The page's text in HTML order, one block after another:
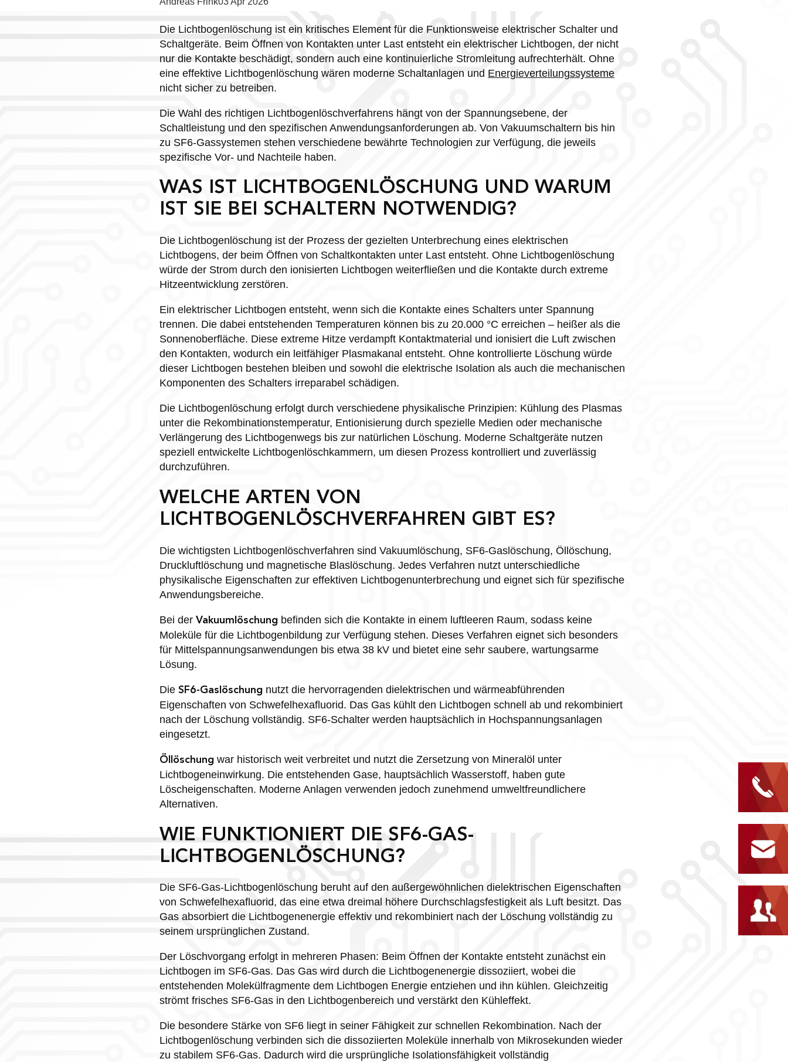
Die Lichtbogenlöschung ist ein kritisches Element für die Funktionsweise elektrischer Schalter und
Schaltgeräte. Beim Öffnen von Kontakten unter Last entsteht ein elektrischer Lichtbogen, der nicht
nur die Kontakte beschädigt, sondern auch eine kontinuierliche Stromleitung aufrechterhält. Ohne
eine effektive Lichtbogenlöschung wären moderne Schaltanlagen und Energieverteilungssysteme
nicht sicher zu betreiben.
Die Wahl des richtigen Lichtbogenlöschverfahrens hängt von der Spannungsebene, der
Schaltleistung und den spezifischen Anwendungsanforderungen ab. Von Vakuumschaltern bis hin
zu SF6-Gassystemen stehen verschiedene bewährte Technologien zur Verfügung, die jeweils
spezifische Vor- und Nachteile haben.
WAS IST LICHTBOGENLÖSCHUNG UND WARUM
IST SIE BEI SCHALTERN NOTWENDIG?
Die Lichtbogenlöschung ist der Prozess der gezielten Unterbrechung eines elektrischen
Lichtbogens, der beim Öffnen von Schaltkontakten unter Last entsteht. Ohne Lichtbogenlöschung
würde der Strom durch den ionisierten Lichtbogen weiterfließen und die Kontakte durch extreme
Hitzeentwicklung zerstören.
Ein elektrischer Lichtbogen entsteht, wenn sich die Kontakte eines Schalters unter Spannung
trennen. Die dabei entstehenden Temperaturen können bis zu 20.000 °C erreichen – heißer als die
Sonnenoberfläche. Diese extreme Hitze verdampft Kontaktmaterial und ionisiert die Luft zwischen
den Kontakten, wodurch ein leitfähiger Plasmakanal entsteht. Ohne kontrollierte Löschung würde
dieser Lichtbogen bestehen bleiben und sowohl die elektrische Isolation als auch die mechanischen
Komponenten des Schalters irreparabel schädigen.
Die Lichtbogenlöschung erfolgt durch verschiedene physikalische Prinzipien: Kühlung des Plasmas
unter die Rekombinationstemperatur, Entionisierung durch spezielle Medien oder mechanische
Verlängerung des Lichtbogenwegs bis zur natürlichen Löschung. Moderne Schaltgeräte nutzen
speziell entwickelte Lichtbogenlöschkammern, um diesen Prozess kontrolliert und zuverlässig
durchzuführen.
WELCHE ARTEN VON
LICHTBOGENLÖSCHVERFAHREN GIBT ES?
Die wichtigsten Lichtbogenlöschverfahren sind Vakuumlöschung, SF6-Gaslöschung, Öllöschung,
Druckluftlöschung und magnetische Blaslöschung. Jedes Verfahren nutzt unterschiedliche
physikalische Eigenschaften zur effektiven Lichtbogenunterbrechung und eignet sich für spezifische
Anwendungsbereiche.
Bei der Vakuumlöschung befinden sich die Kontakte in einem luftleeren Raum, sodass keine
Moleküle für die Lichtbogenbildung zur Verfügung stehen. Dieses Verfahren eignet sich besonders
für Mittelspannungsanwendungen bis etwa 38 kV und bietet eine sehr saubere, wartungsarme
Lösung.
Die SF6-Gaslöschung nutzt die hervorragenden dielektrischen und wärmeabführenden
Eigenschaften von Schwefelhexafluorid. Das Gas kühlt den Lichtbogen schnell ab und rekombiniert
nach der Löschung vollständig. SF6-Schalter werden hauptsächlich in Hochspannungsanlagen
eingesetzt.
Öllöschung war historisch weit verbreitet und nutzt die Zersetzung von Mineralöl unter
Lichtbogeneinwirkung. Die entstehenden Gase, hauptsächlich Wasserstoff, haben gute
Löscheigenschaften. Moderne Anlagen verwenden jedoch zunehmend umweltfreundlichere
Alternativen.
WIE FUNKTIONIERT DIE SF6-GAS-
LICHTBOGENLÖSCHUNG?
Die SF6-Gas-Lichtbogenlöschung beruht auf den außergewöhnlichen dielektrischen Eigenschaften
von Schwefelhexafluorid, das eine etwa dreimal höhere Durchschlagsfestigkeit als Luft besitzt. Das
Gas absorbiert die Lichtbogenenergie effektiv und rekombiniert nach der Löschung vollständig zu
seinem ursprünglichen Zustand.
Der Löschvorgang erfolgt in mehreren Phasen: Beim Öffnen der Kontakte entsteht zunächst ein
Lichtbogen im SF6-Gas. Das Gas wird durch die Lichtbogenenergie dissoziiert, wobei die
entstehenden Molekülfragmente dem Lichtbogen Energie entziehen und ihn kühlen. Gleichzeitig
strömt frisches SF6-Gas in den Lichtbogenbereich und verstärkt den Kühleffekt.
Die besondere Stärke von SF6 liegt in seiner Fähigkeit zur schnellen Rekombination. Nach der
Lichtbogenlöschung verbinden sich die dissoziierten Moleküle innerhalb von Mikrosekunden wieder
zu stabilem SF6-Gas. Dadurch wird die ursprüngliche Isolationsfähigkeit vollständig